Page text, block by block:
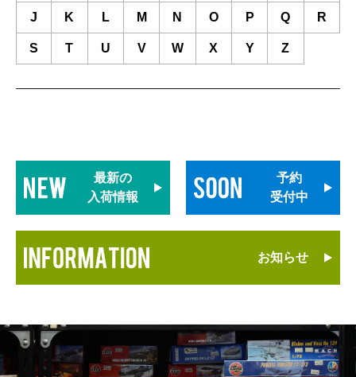
J K L M N O P Q R
S T U V W X Y Z
最新の
入荷情報
予約
受付中
お知らせ